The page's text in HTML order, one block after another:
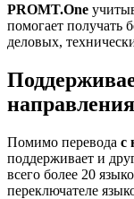
PROMT.One
помогает получать
деловых,
Помимо перевода с
поддерживает и
всего более 20
переключателе